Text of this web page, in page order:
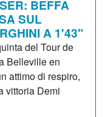
BEFFA
SUL
A 1'43"
del Tour de
Belleville en
attimo di respiro,
vittoria Demi